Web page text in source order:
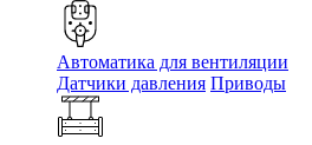
Автоматика для вентиляции
Датчики давления Приводы